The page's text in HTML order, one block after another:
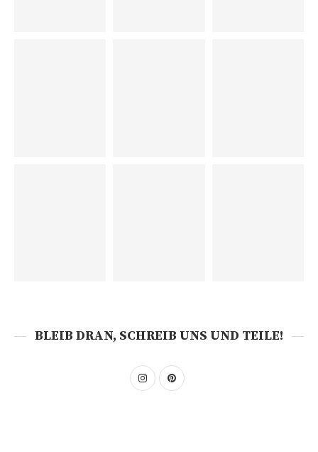
BLEIB DRAN, SCHREIB UNS UND TEILE!